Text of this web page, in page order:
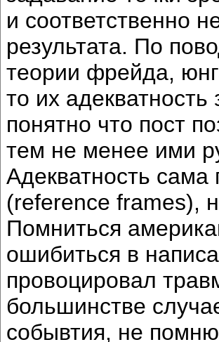
и соответственно
результата. По
теории фрейда,
то их
понятно что пост
тем не менее ими
Адекватность
(reference frames),
Помниться
ошибиться в
провоцировал
большинстве
собывтия, не